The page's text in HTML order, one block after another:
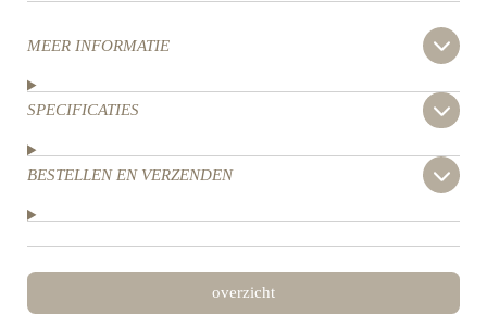
MEER INFORMATIE
SPECIFICATIES
BESTELLEN EN VERZENDEN
overzicht